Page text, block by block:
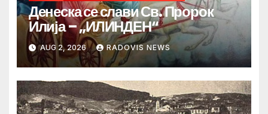
Денеска се слави Св. Пророк
Илија – „ИЛИНДЕН“
AUG 2, 2026 RADOVIS NEWS